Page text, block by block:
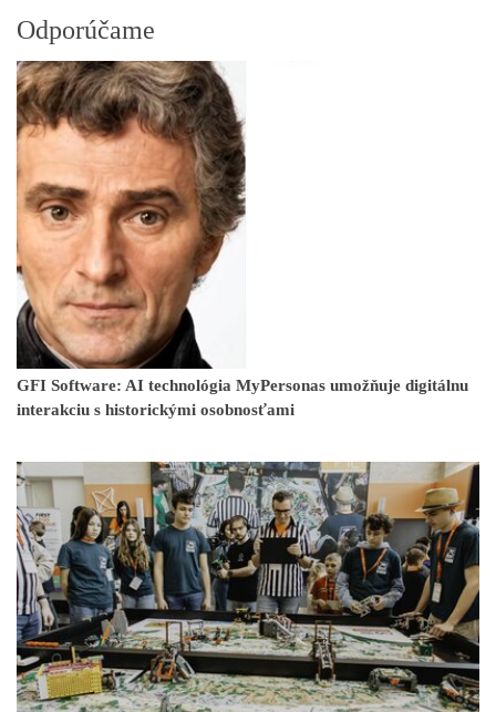
Odporúčame
GFI Software: AI technológia MyPersonas umožňuje digitálnu
interakciu s historickými osobnosťami